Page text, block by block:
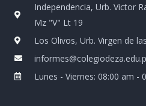
m
Independencia, Urb. Victor
Mz "V" Lt 19
Los Olivos, Urb. Virgen de
Lunes - Viernes: 08:00 am -